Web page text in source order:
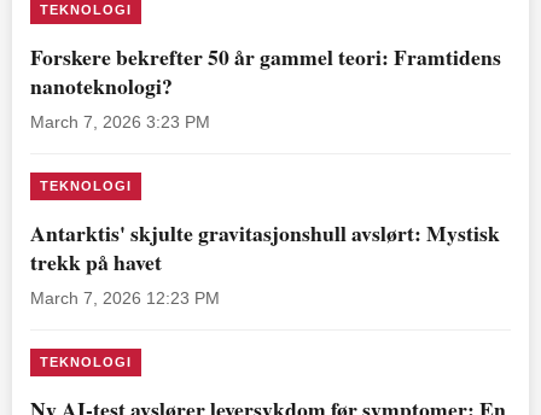
TEKNOLOGI
Forskere bekrefter 50 år gammel teori: Framtidens
nanoteknologi?
March 7, 2026 3:23 PM
TEKNOLOGI
Antarktis' skjulte gravitasjonshull avslørt: Mystisk
trekk på havet
March 7, 2026 12:23 PM
TEKNOLOGI
Ny AI-test avslører leversykdom før symptomer: En